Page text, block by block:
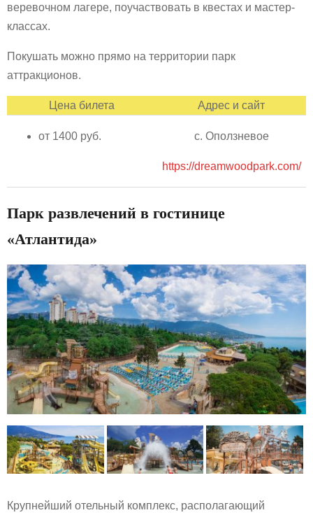
веревочном лагере, поучаствовать в квестах и мастер-
классах.
Покушать можно прямо на территории парк
аттракционов.
Цена билета Адрес и сайт
от 1400 руб. с. Оползневое
https://dreamwoodpark.com/
Парк развлечений в гостинице
«Атлантида»
Крупнейший отельный комплекс, располагающий